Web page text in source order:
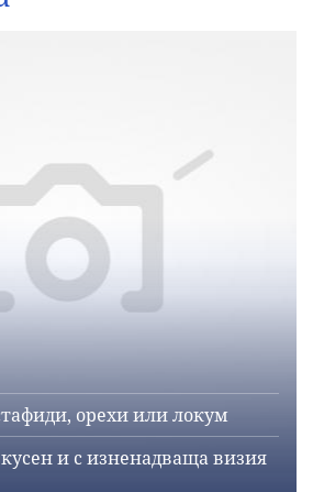
орехи или локум
и с изненадваща визия